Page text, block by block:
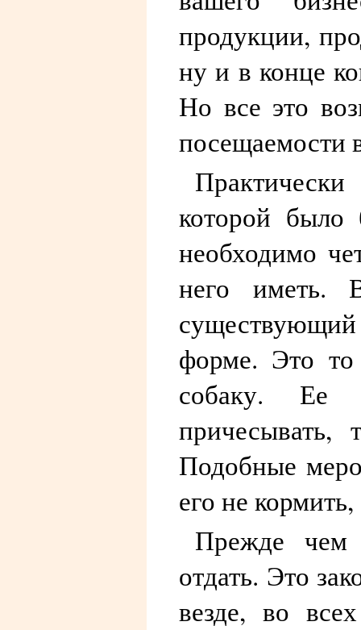
продукции,
ну и в конце
Но все это
посещаемости
которой было
необходимо
него иметь.
форме. Это то
собаку. Ее
причесывать,
Подобные
его не
Прежде чем
отдать. Это
везде, во